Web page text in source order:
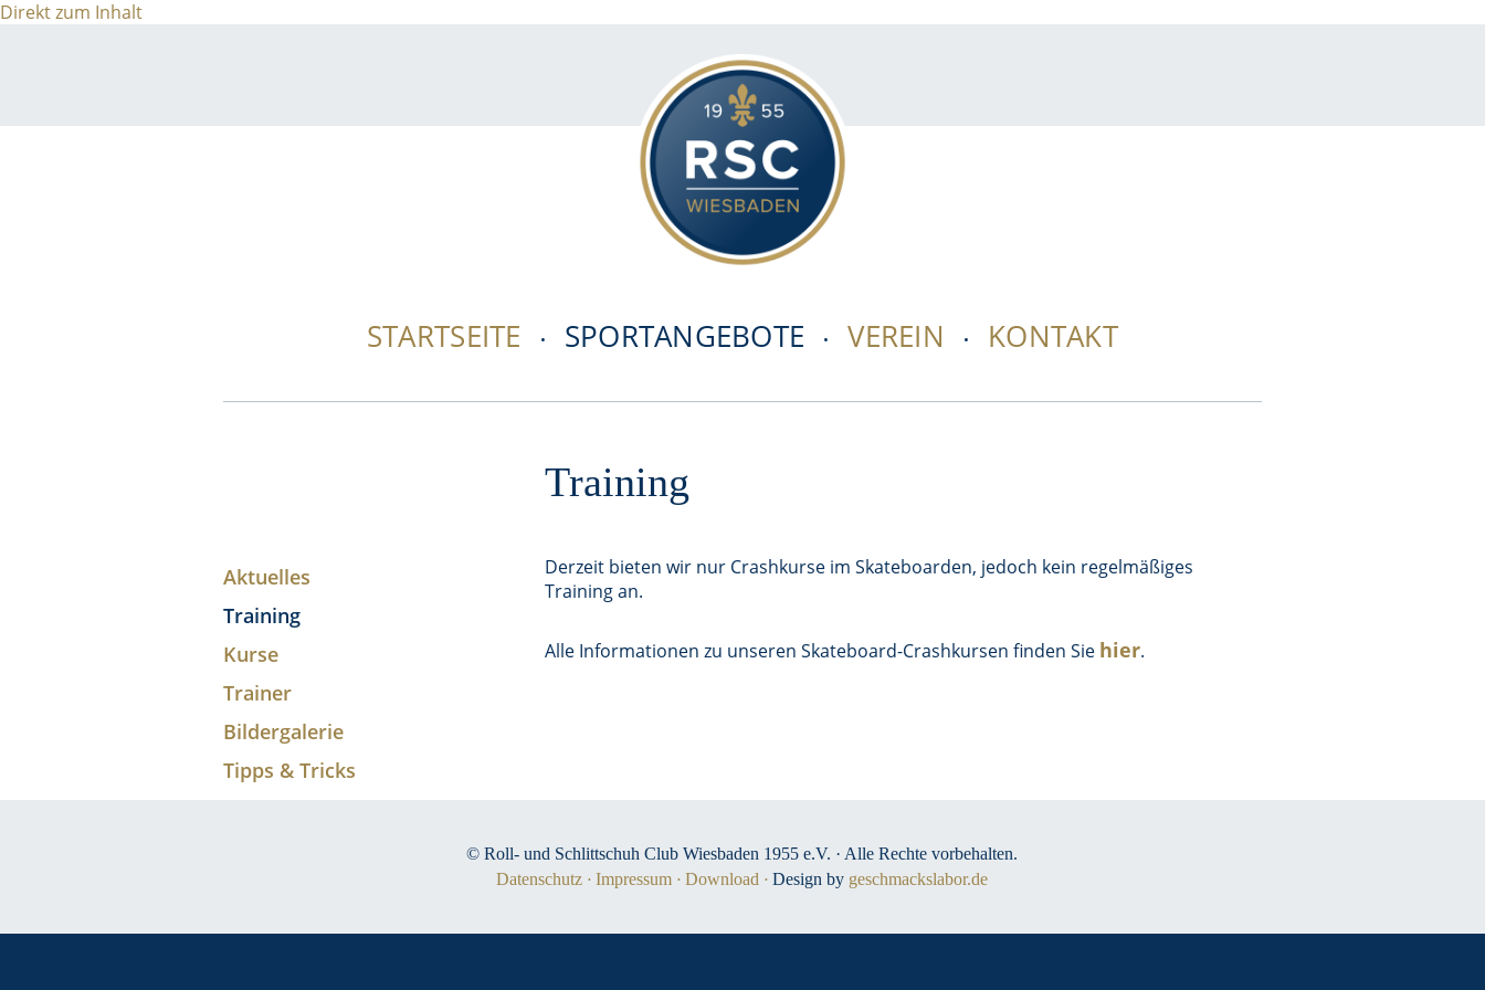
Direkt zum Inhalt
STARTSEITE SPORTANGEBOTE VEREIN KONTAKT
Aktuelles
Training
Kurse
Trainer
Bildergalerie
Tipps & Tricks
Training
Derzeit bieten wir nur Crashkurse im Skateboarden, jedoch kein regelmäßiges
Training an.
Alle Informationen zu unseren Skateboard-Crashkursen finden Sie hier.
© Roll- und Schlittschuh Club Wiesbaden 1955 e.V. · Alle Rechte vorbehalten.
Datenschutz
Impressum Download Design by geschmackslabor.de